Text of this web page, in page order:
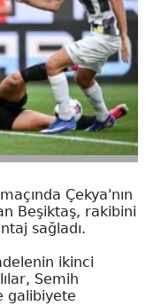
Çekya'nın
Beşiktaş, rakibini
sağladı.
ikinci
Semih
galibiyete